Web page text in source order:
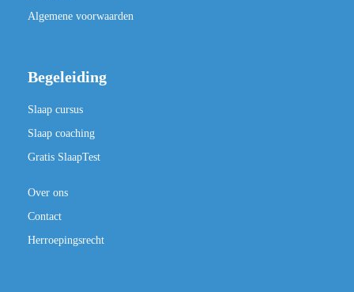
Algemene voorwaarden
Begeleiding
Slaap cursus
Slaap coaching
Gratis SlaapTest
Over ons
Contact
Herroepingsrecht